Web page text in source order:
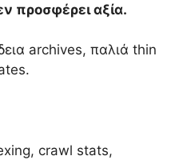
προσφέρει αξία.
archives, παλιά thin
crawl stats,